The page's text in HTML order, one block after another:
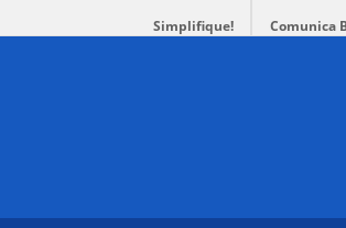
Simplifique! Comunica